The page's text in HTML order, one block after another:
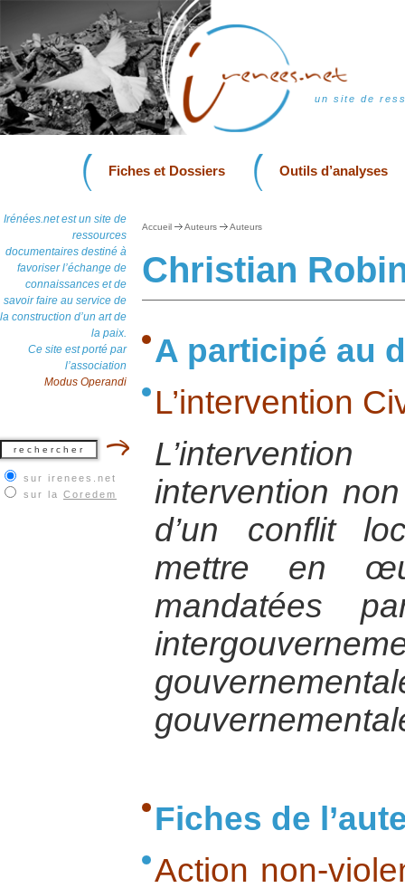
un site de
Fiches et Dossiers Outils d’analyses
Irénées.net est un site de
ressources
documentaires destiné à
favoriser l’échange de
connaissances et de
savoir faire au service de
la construction d’un art de
la paix.
Ce site est porté par
l’association
Modus Operandi
sur irenees.net
sur la Coredem
Accueil Auteurs Auteurs
Christian
A participé au
L’intervention
intervention
d’un conflit
mettre en
mandatées
Fiches de
Action non-